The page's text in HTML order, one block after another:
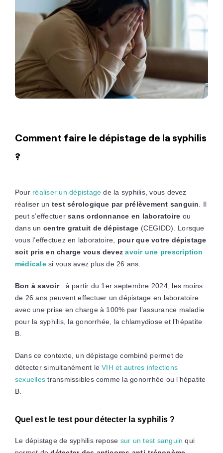
Comment faire le dépistage de la syphilis
?
Pour réaliser un dépistage de la syphilis, vous devez
réaliser un test sérologique par prélèvement sanguin . Il
peut s’effectuersans ordonnance en laboratoire ou
dans un centre gratuit de dépistage (CEGIDD). Lorsque
vous l’effectuez en laboratoire, pour que votre dépistage
soit pris en charge vous devezavoir une prescription
médicale si vous avez plus de 26 ans.
Bon à savoir: à partir du 1er septembre 2024, les moins
de 26 ans peuvent effectuer un dépistage en laboratoire
avec une prise en charge à 100% par l’assurance maladie
pour la syphilis, la gonorrhée, la chlamydiose et l’hépatite
B.
Dans ce contexte, un dépistage combiné permet de
détecter simultanément leVIH et autres infections
sexuelles transmissibles comme la gonorrhée ou l’hépatite
B.
Quel est le test pour détecter la syphilis ?
Le dépistage de syphilis repose sur un test sanguin qui